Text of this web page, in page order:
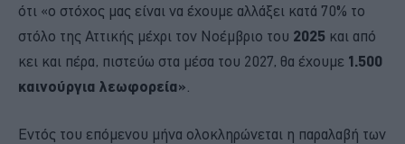
ότι «ο στόχος μας είναι να έχουμε αλλάξει κατά 70% το
στόλο της Αττικής μέχρι τον Νοέμβριο του 2025 και από
κει και πέρα, πιστεύω στα μέσα του 2027, θα έχουμε 1.500
καινούργια λεωφορεία»
Εντός του επόμενου μήνα ολοκληρώνεται η παραλαβή των